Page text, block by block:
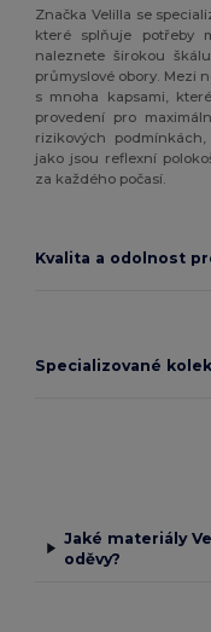
Značka Velilla se
které splňuje potřeby
naleznete širokou
průmyslové obory. Mezi
s mnoha kapsami,
provedení pro
rizikových
jako jsou reflexní
za každého počasí.
Kvalita a odolnost
Specializované
Jaké materiály
oděvy?